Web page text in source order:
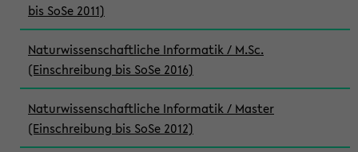
bis SoSe 2011)
Naturwissenschaftliche Informatik / M.Sc.
(Einschreibung bis SoSe 2016)
Naturwissenschaftliche Informatik / Master
(Einschreibung bis SoSe 2012)